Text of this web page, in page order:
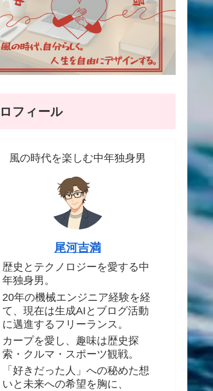
フィール
風の時代を楽しむ中年独身男
尾河吉満
歴史とテクノロジーを愛する中
年独身男。
20年の機械エンジニア経験を経
て、現在は生成AIとブログ活動
に邁進するフリーランス。
カープを愛し、趣味は歴史探
索・クルマ・スポーツ観戦。
「好きだった人」への秘めた想
いと未来への希望を胸に、